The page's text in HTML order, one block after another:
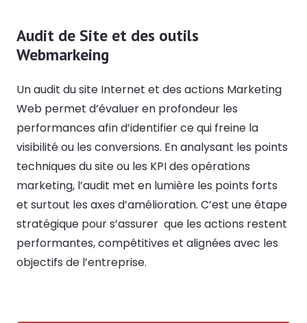
Audit de Site et des outils
Webmarkeing
Un audit du site Internet et des actions Marketing
Web permet d’évaluer en profondeur les
performances afin d’identifier ce qui freine la
visibilité ou les conversions. En analysant les points
techniques du site ou les KPI des opérations
marketing, l’audit met en lumière les points forts
et surtout les axes d’amélioration. C’est une étape
stratégique pour s’assurer que les actions restent
performantes, compétitives et alignées avec les
objectifs de l’entreprise.